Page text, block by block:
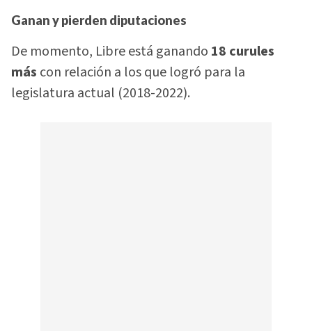
Ganan y pierden diputaciones
De momento, Libre está ganando 18 curules
más con relación a los que logró para la
legislatura actual (2018-2022).